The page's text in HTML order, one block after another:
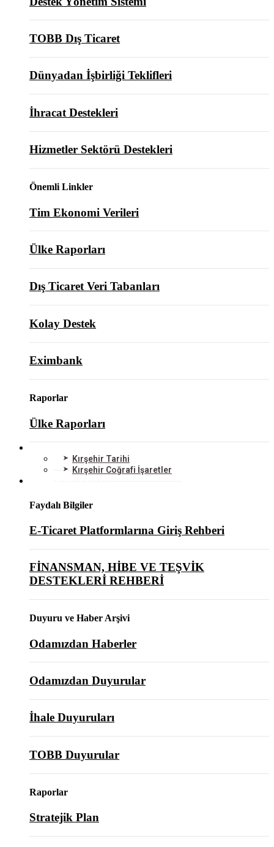
TOBB Dış Ticaret
Dünyadan İşbirliği Teklifleri
İhracat Destekleri
Hizmetler Sektörü Destekleri
Önemli Linkler
Tim Ekonomi Verileri
Ülke Raporları
Dış Ticaret Veri Tabanları
Kolay Destek
Eximbank
Raporlar
Ülke Raporları
Kırşehir Tarihi
Kırşehir Coğrafi İşaretler
Faydalı Bilgiler
E-Ticaret Platformlarına Giriş Rehberi
FİNANSMAN, HİBE VE TEŞVİK
DESTEKLERİ REHBERİ
Duyuru ve Haber Arşivi
Odamızdan Haberler
Odamızdan Duyurular
İhale Duyuruları
TOBB Duyurular
Raporlar
Stratejik Plan